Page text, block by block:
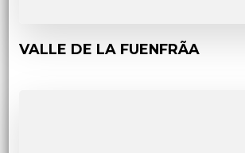
VALLE DE LA FUENFRÃA